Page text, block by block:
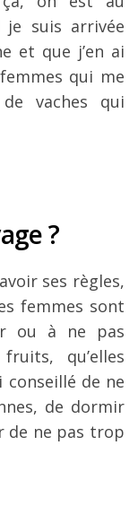
je suis arrivée
et que j’en ai
qui me
vaches qui
?
ses règles,
femmes sont
ou à ne pas
qu’elles
de ne
de dormir
de ne pas trop